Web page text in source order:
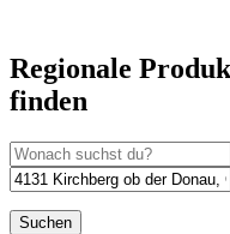
Regionale
finden
Suchen